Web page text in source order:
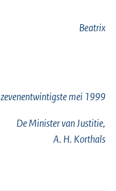
Beatrix
zevenentwintigstemei 1999
De Minister van Justitie,
A. H. Korthals